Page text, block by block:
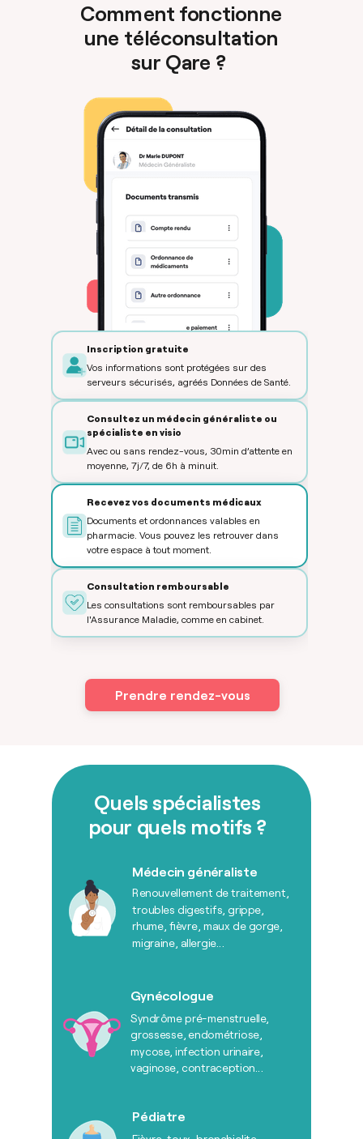
Comment fonctionne
une téléconsultation
sur Qare ?
Inscription gratuite
Vos informations sont protégées sur des
serveurs sécurisés, agréés Données de Santé.
Consultez un médecin généraliste ou
spécialiste en visio
Avec ou sans rendez-vous, 30min d’attente en
moyenne, 7j/7, de 6h à minuit.
Recevez vos documents médicaux
Documents et ordonnances valables en
pharmacie. Vous pouvez les retrouver dans
votre espace à tout moment.
Consultation remboursable
Les consultations sont remboursables par
l'Assurance Maladie, comme en cabinet.
Prendre rendez-vous
Médecin généraliste
Renouvellement de traitement,
troubles digestifs, grippe,
rhume, fièvre, maux de gorge,
migraine, allergie...
Gynécologue
Syndrôme pré-menstruelle,
grossesse, endométriose,
mycose, infection urinaire,
vaginose, contraception...
Pédiatre
Quels spécialistes
pour quels motifs ?